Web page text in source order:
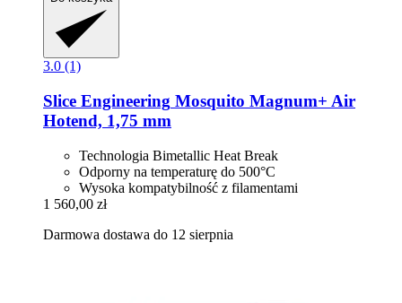
3.0 (1)
Slice Engineering Mosquito Magnum+ Air
Hotend, 1,75 mm
Technologia Bimetallic Heat Break
Odporny na temperaturę do 500°C
Wysoka kompatybilność z filamentami
1 560,00 zł
Darmowa dostawa do 12 sierpnia